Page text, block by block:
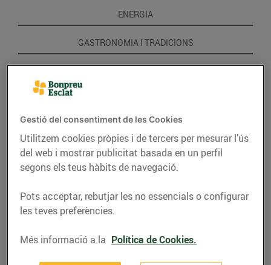
ENERGIA
GASTRONOMIA I TRADICIONS
Gestió del consentiment de les Cookies
Utilitzem cookies pròpies i de tercers per mesurar l’ús
del web i mostrar publicitat basada en un perfil
segons els teus hàbits de navegació.
Pots acceptar, rebutjar les no essencials o configurar
les teves preferències.
Més informació a la Política de Cookies.